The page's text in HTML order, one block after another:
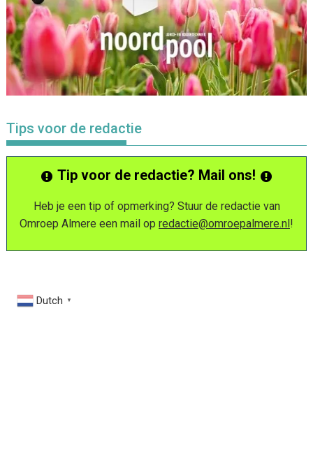
Tips voor de redactie
Tip voor de redactie? Mail ons!
Heb je een tip of opmerking? Stuur de redactie van
Omroep Almere een mail op redactie@omroepalmere.nl!
Dutch ▼